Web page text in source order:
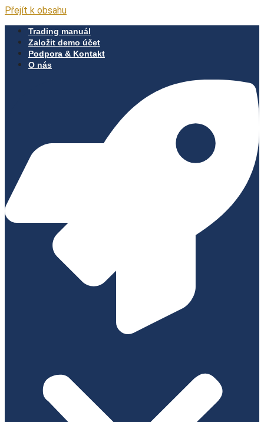
Přejít k obsahu
Trading manuál
Založit demo účet
Podpora & Kontakt
O nás